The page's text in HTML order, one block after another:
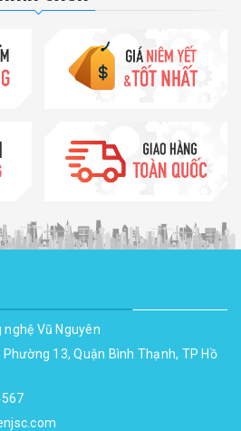
nghệ Vũ Nguyên
13, Quận Bình Thạnh, TP Hồ